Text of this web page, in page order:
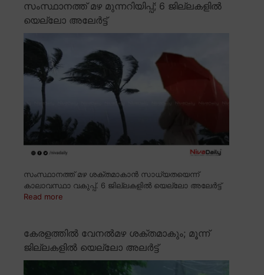
സംസ്ഥാനത്ത് മഴ മുന്നറിയിപ്പ്; 6 ജില്ലകളിൽ
യെല്ലോ അലേർട്ട്
സംസ്ഥാനത്ത് മഴ ശക്തമാകാൻ സാധ്യതയെന്ന്
കാലാവസ്ഥാ വകുപ്പ്. 6 ജില്ലകളിൽ യെല്ലോ അലേർട്ട്
Read more
കേരളത്തിൽ വേനൽമഴ ശക്തമാകും; മൂന്ന്
ജില്ലകളിൽ യെല്ലോ അലർട്ട്